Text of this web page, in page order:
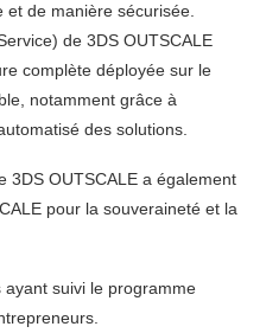
et de manière sécurisée.
de 3DS OUTSCALE
complète déployée sur le
notamment grâce à
des solutions.
3DS OUTSCALE a également
pour la souveraineté et la
ayant suivi le programme